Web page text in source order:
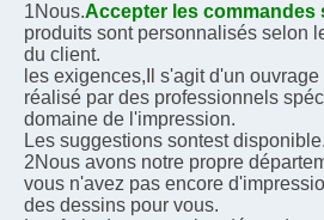
1Nous.Accepter les commandes
produits sont personnalisés selon
du client.
les exigences, Il s'agit d'un
réalisé par des professionnels
domaine de l'impression.
Les suggestions sontest disponible.
2Nous avons notre propre
vous n'avez pas encore
des dessins pour vous.